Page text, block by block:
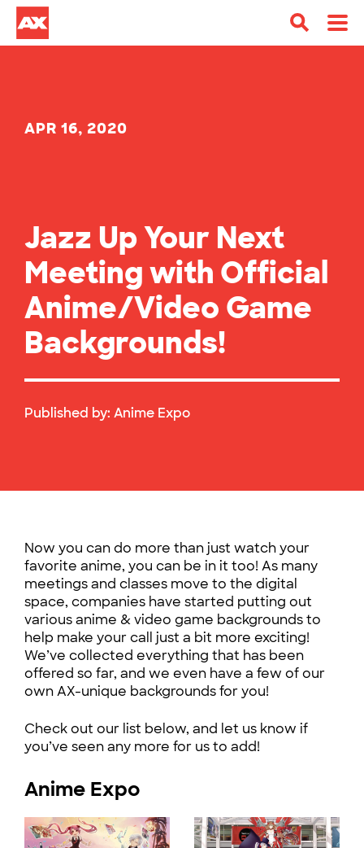
APR 16, 2020
Jazz Up Your Next
Meeting with Official
Anime/Video Game
Backgrounds!
Published by: Anime Expo
Now you can do more than just watch your
favorite anime, you can be in it too! As many
meetings and classes move to the digital
space, companies have started putting out
various anime & video game backgrounds to
help make your call just a bit more exciting!
We’ve collected everything that has been
offered so far, and we even have a few of our
own AX-unique backgrounds for you!
Check out our list below, and let us know if
you’ve seen any more for us to add!
Anime Expo